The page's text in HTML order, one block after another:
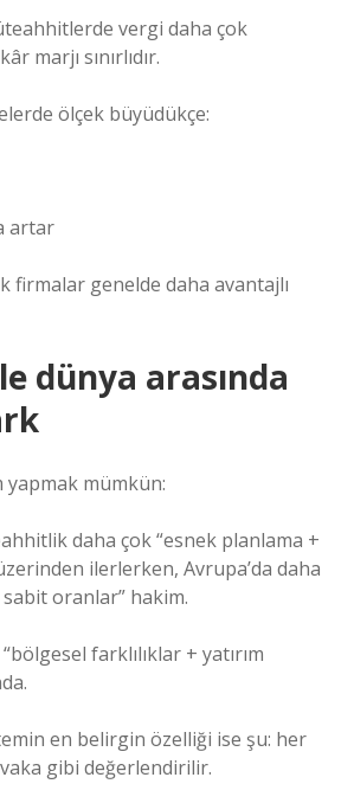
vergi daha çok
marjı sınırlıdır.
ölçek büyüdükçe:
artar
firmalar genelde daha avantajlı
dünya arasında
yapmak mümkün:
daha çok “esnek planlama +
ilerlerken, Avrupa’da daha
oranlar” hakim.
farklılıklar + yatırım
en belirgin özelliği ise şu: her
gibi değerlendirilir.